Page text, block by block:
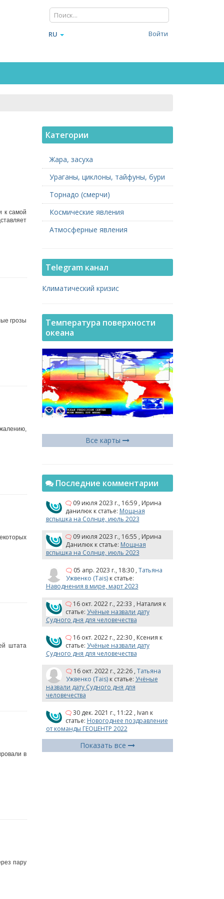
RU Войти
к самой
грозы
штата
в
пару
Категории
Жара, засуха
Ураганы, циклоны, тайфуны, бури
Торнадо (смерчи)
Космические явления
Атмосферные явления
Telegram канал
Климатический кризис
Температура поверхности
океана
Все карты
Последние комментарии
09 июля 2023 г., 16:59 , Ирина
данилюк к статье: Мощная
вспышка на Солнце, июль 2023
09 июля 2023 г., 16:55 , Ирина
Данилюк к статье: Мощная
вспышка на Солнце, июль 2023
05 апр. 2023 г., 18:30 , Татьяна
Ужвенко (Tais) к статье:
Наводнения в мире, март 2023
16 окт. 2022 г., 22:33 , Наталия к
статье: Учёные назвали дату
Судного дня для человечества
16 окт. 2022 г., 22:30 , Ксения к
статье: Учёные назвали дату
Судного дня для человечества
16 окт. 2022 г., 22:26 , Татьяна
Ужвенко (Tais) к статье: Учёные
назвали дату Судного дня для
человечества
30 дек. 2021 г., 11:22 , Ivan к
статье: Новогоднее поздравление
от команды ГЕОЦЕНТР 2022
Показать все